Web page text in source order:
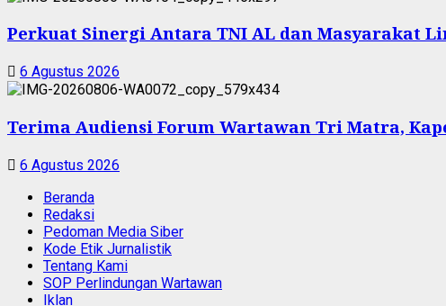
Perkuat Sinergi Antara TNI AL dan Masyarakat
6 Agustus 2026
Terima Audiensi Forum Wartawan Tri Matra,
6 Agustus 2026
Beranda
Redaksi
Pedoman Media Siber
Kode Etik Jurnalistik
Tentang Kami
SOP Perlindungan Wartawan
Iklan